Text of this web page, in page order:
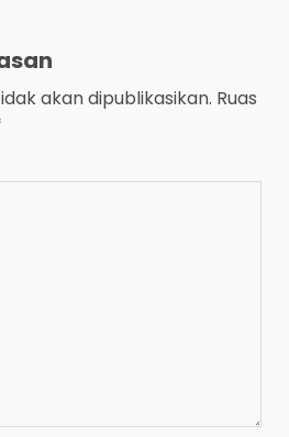
akan dipublikasikan. Ruas